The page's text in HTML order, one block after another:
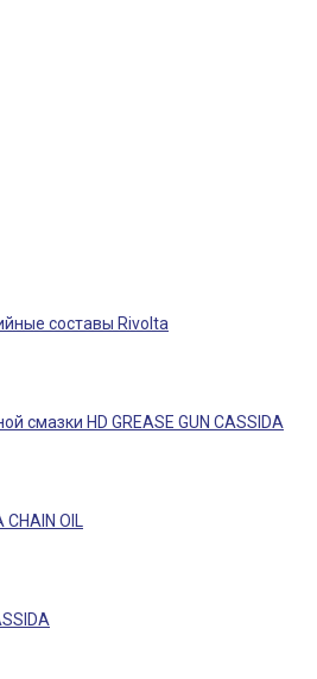
составы Rivolta
смазки HD GREASE GUN CASSIDA
OIL